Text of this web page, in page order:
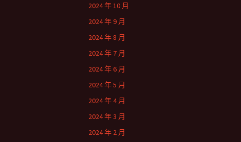
2024 年 10 月
2024 年 9 月
2024 年 8 月
2024 年 7 月
2024 年 6 月
2024 年 5 月
2024 年 4 月
2024 年 3 月
2024 年 2 月